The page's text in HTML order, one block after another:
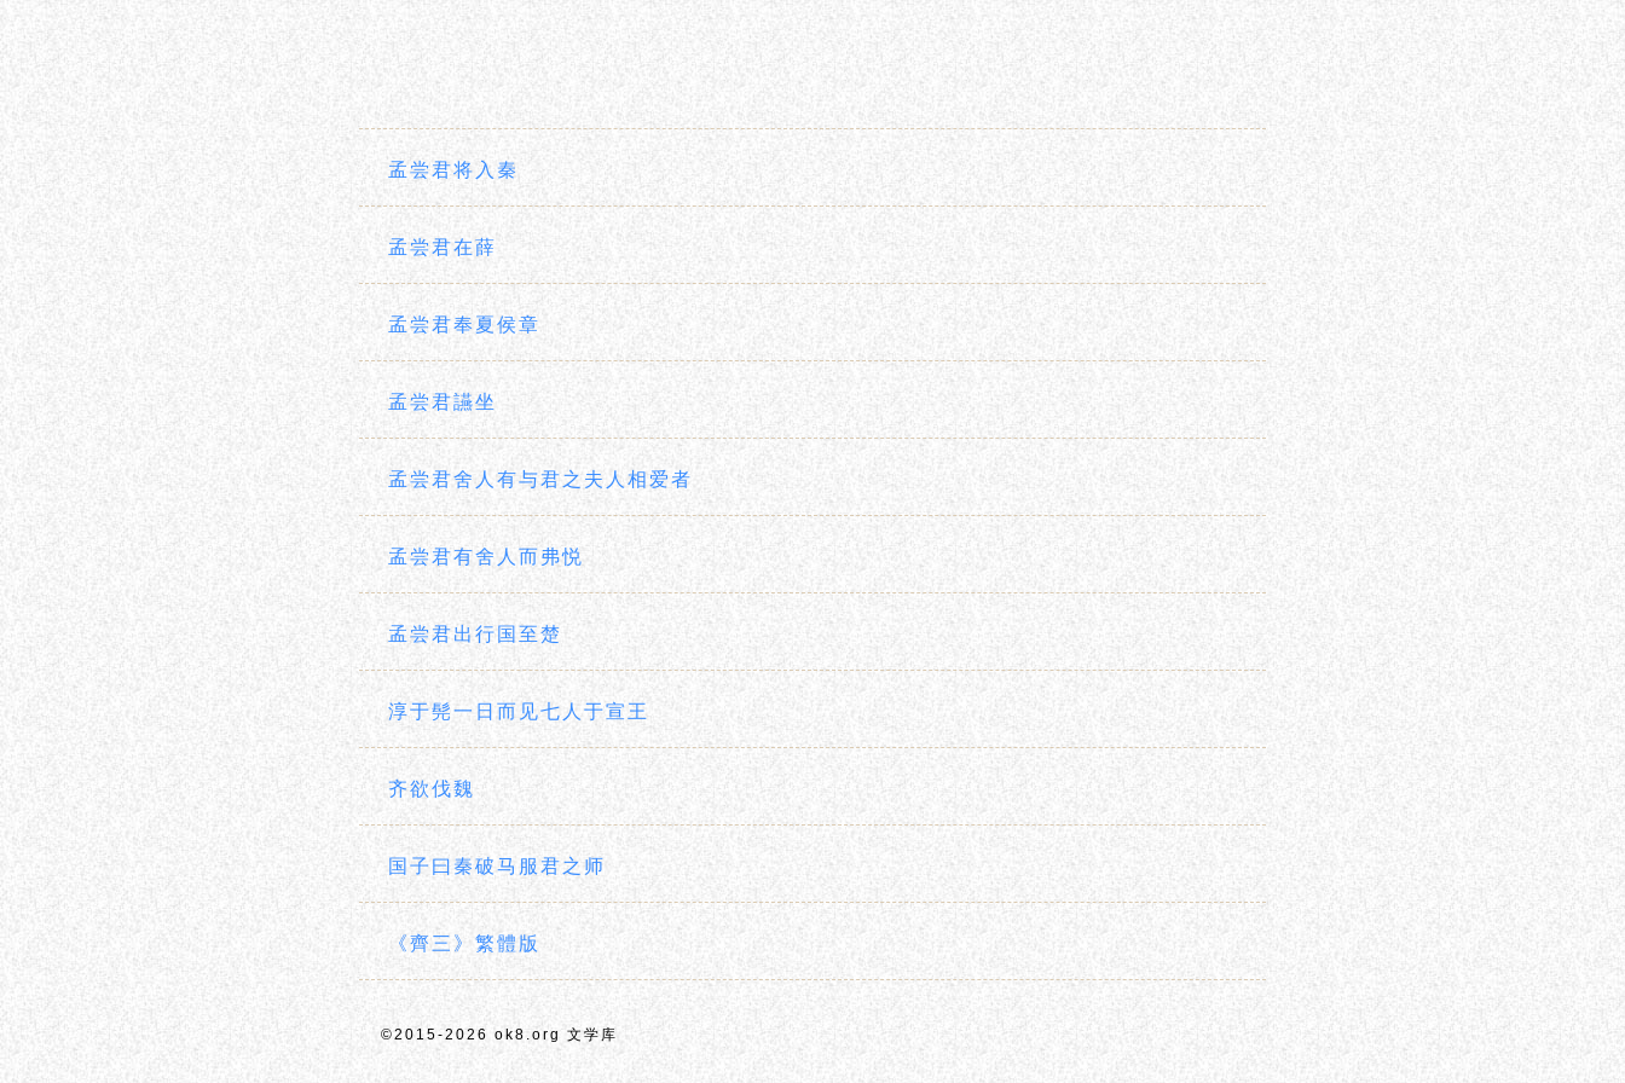
孟尝君将入秦
孟尝君在薛
孟尝君奉夏侯章
孟尝君讌坐
孟尝君舍人有与君之夫人相爱者
孟尝君有舍人而弗悦
孟尝君出行国至楚
淳于髡一日而见七人于宣王
齐欲伐魏
国子曰秦破马服君之师
《齊三》繁體版
©2015-2026 ok8.org 文学库